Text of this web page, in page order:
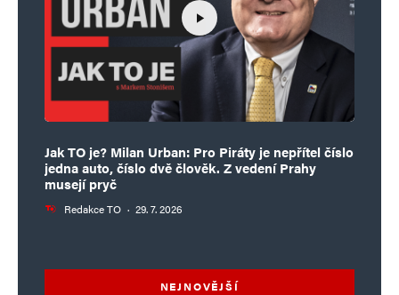
Jak TO je? Milan Urban: Pro Piráty je nepřítel číslo
jedna auto, číslo dvě člověk. Z vedení Prahy
musejí pryč
Redakce TO · 29. 7. 2026
NEJNOVĚJŠÍ